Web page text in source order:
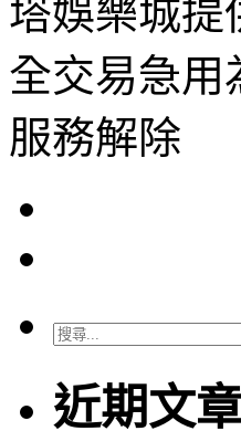
塔娛樂城提
全交易急用
服務解除
搜
關
鍵
近期文